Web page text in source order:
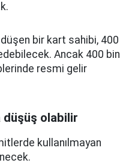
bir kart sahibi, 400
Ancak 400 bin
resmi gelir
olabilir
kullanılmayan